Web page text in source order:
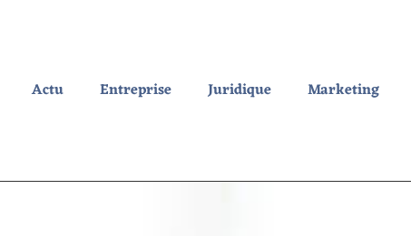
Actu Entreprise Juridique Marketing